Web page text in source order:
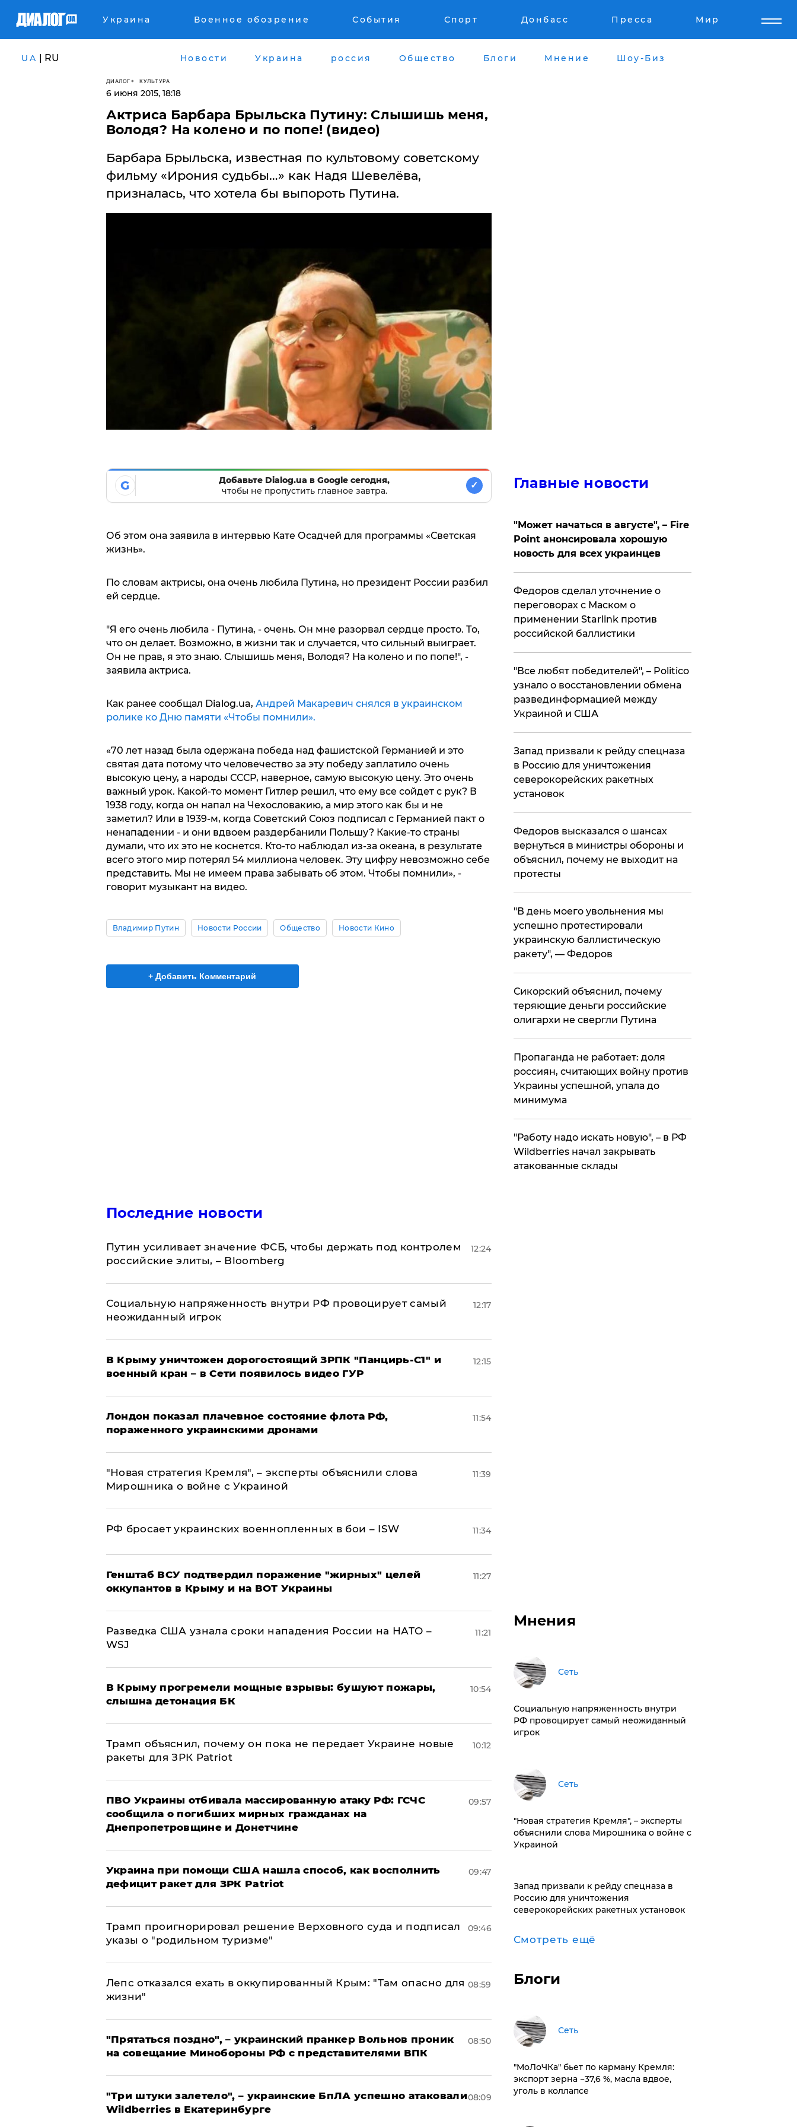
Украина Военное обозрение События Спорт Донбасс Пресса Мир
UA | RU Новости Украина россия Общество Блоги Мнение Шоу-Биз
ДИАЛОГ КУЛЬТУРА
6 июня 2015, 18:18
Актриса Барбара Брыльска Путину: Слышишь меня,
Володя? На колено и по попе! (видео)
Барбара Брыльска, известная по культовому советскому
фильму «Ирония судьбы…» как Надя Шевелёва,
призналась, что хотела бы выпороть Путина.
G
Добавьте Dialog.ua в Google сегодня,
чтобы не пропустить главное завтра.
✓
Об этом она заявила в интервью Кате Осадчей для программы «Светская
жизнь».
По словам актрисы, она очень любила Путина, но президент России разбил
ей сердце.
"Я его очень любила - Путина, - очень. Он мне разорвал сердце просто. То,
что он делает. Возможно, в жизни так и случается, что сильный выиграет.
Он не прав, я это знаю. Слышишь меня, Володя? На колено и по попе!", -
заявила актриса.
Как ранее сообщал Dialog.ua, Андрей Макаревич снялся в украинском
ролике ко Дню памяти «Чтобы помнили».
«70 лет назад была одержана победа над фашистской Германией и это
святая дата потому что человечество за эту победу заплатило очень
высокую цену, а народы СССР, наверное, самую высокую цену. Это очень
важный урок. Какой-то момент Гитлер решил, что ему все сойдет с рук? В
1938 году, когда он напал на Чехословакию, а мир этого как бы и не
заметил? Или в 1939-м, когда Советский Союз подписал с Германией пакт о
ненападении - и они вдвоем раздербанили Польшу? Какие-то страны
думали, что их это не коснется. Кто-то наблюдал из-за океана, в результате
всего этого мир потерял 54 миллиона человек. Эту цифру невозможно себе
представить. Мы не имеем права забывать об этом. Чтобы помнили», -
говорит музыкант на видео.
Владимир Путин Новости России Общество Новости Кино
+ Добавить Комментарий
Последние новости
Путин усиливает значение ФСБ, чтобы держать под контролем
российские элиты, – Bloomberg
12:24
Социальную напряженность внутри РФ провоцирует самый
неожиданный игрок
12:17
В Крыму уничтожен дорогостоящий ЗРПК "Панцирь-С1" и
военный кран – в Сети появилось видео ГУР
12:15
Лондон показал плачевное состояние флота РФ,
пораженного украинскими дронами
11:54
"Новая стратегия Кремля", – эксперты объяснили слова
Мирошника о войне с Украиной
11:39
РФ бросает украинских военнопленных в бои – ISW 11:34
Генштаб ВСУ подтвердил поражение "жирных" целей
оккупантов в Крыму и на ВОТ Украины
11:27
Разведка США узнала сроки нападения России на НАТО –
WSJ
11:21
В Крыму прогремели мощные взрывы: бушуют пожары,
слышна детонация БК
10:54
Трамп объяснил, почему он пока не передает Украине новые
ракеты для ЗРК Patriot
10:12
ПВО Украины отбивала массированную атаку РФ: ГСЧС
сообщила о погибших мирных гражданах на
Днепропетровщине и Донетчине
09:57
Украина при помощи США нашла способ, как восполнить
дефицит ракет для ЗРК Patriot
09:47
Трамп проигнорировал решение Верховного суда и подписал
указы о "родильном туризме"
09:46
Лепс отказался ехать в оккупированный Крым: "Там опасно для
жизни"
08:59
"Прятаться поздно", – украинский пранкер Вольнов проник
на совещание Минобороны РФ с представителями ВПК
08:50
"Три штуки залетело", – украинские БпЛА успешно атаковали
Wildberries в Екатеринбурге
08:09
Главные новости
"Может начаться в августе", – Fire
Point анонсировала хорошую
новость для всех украинцев
Федоров сделал уточнение о
переговорах с Маском о
применении Starlink против
российской баллистики
​"Все любят победителей", – Politico
узнало о восстановлении обмена
развединформацией между
Украиной и США
Запад призвали к рейду спецназа
в Россию для уничтожения
северокорейских ракетных
установок
Федоров высказался о шансах
вернуться в министры обороны и
объяснил, почему не выходит на
протесты
​"В день моего увольнения мы
успешно протестировали
украинскую баллистическую
ракету", — Федоров
Сикорский объяснил, почему
теряющие деньги российские
олигархи не свергли Путина
​Пропаганда не работает: доля
россиян, считающих войну против
Украины успешной, упала до
минимума
"Работу надо искать новую", – в РФ
Wildberries начал закрывать
атакованные склады
Мнения
Сеть
Социальную напряженность внутри
РФ провоцирует самый неожиданный
игрок
Сеть
"Новая стратегия Кремля", – эксперты
объяснили слова Мирошника о войне с
Украиной
Запад призвали к рейду спецназа в
Россию для уничтожения
северокорейских ракетных установок
Смотреть ещё
Блоги
Сеть
​"МоЛоЧКа" бьет по карману Кремля:
экспорт зерна −37,6 %, масла вдвое,
уголь в коллапсе